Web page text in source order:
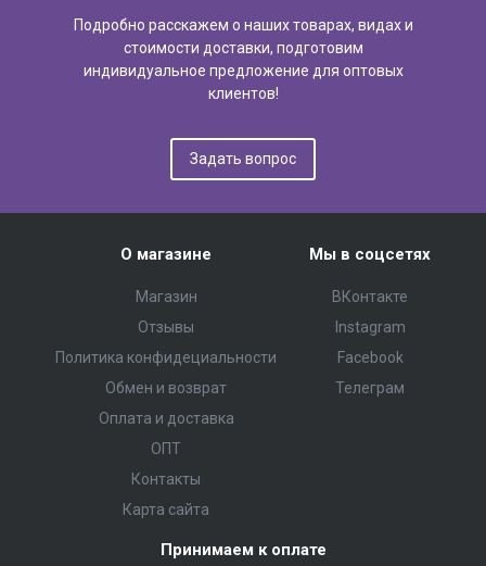
Подробно расскажем о наших товарах, видах и
стоимости доставки, подготовим
индивидуальное предложение для оптовых
клиентов!
Задать вопрос
О магазине
Магазин
Отзывы
Политика конфидециальности
Обмен и возврат
Оплата и доставка
ОПТ
Контакты
Карта сайта
Мы в соцсетях
ВКонтакте
Instagram
Facebook
Телеграм
Принимаем к оплате